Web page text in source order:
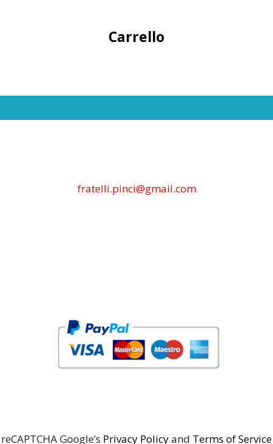
Carrello
fratelli.pinci@gmail.com
reCAPTCHA Google’s Privacy Policyand Terms of Service